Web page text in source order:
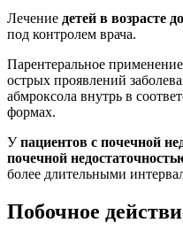
Лечение детей в возрасте
под контролем врача.
Парентеральное
острых проявлений
абмроксола внутрь в
формах.
Упациентов с почечной
почечной
более длительными
Побочное